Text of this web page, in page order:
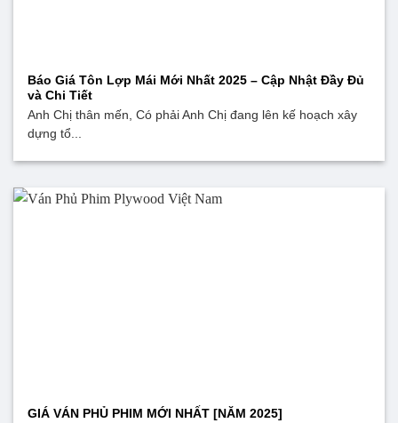
Báo Giá Tôn Lợp Mái Mới Nhất 2025 – Cập Nhật Đầy Đủ
và Chi Tiết
Anh Chị thân mến, Có phải Anh Chị đang lên kế hoạch xây
dựng tổ...
GIÁ VÁN PHỦ PHIM MỚI NHẤT [NĂM 2025]